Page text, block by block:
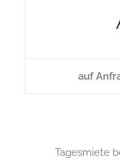
auf
Tagesmiete